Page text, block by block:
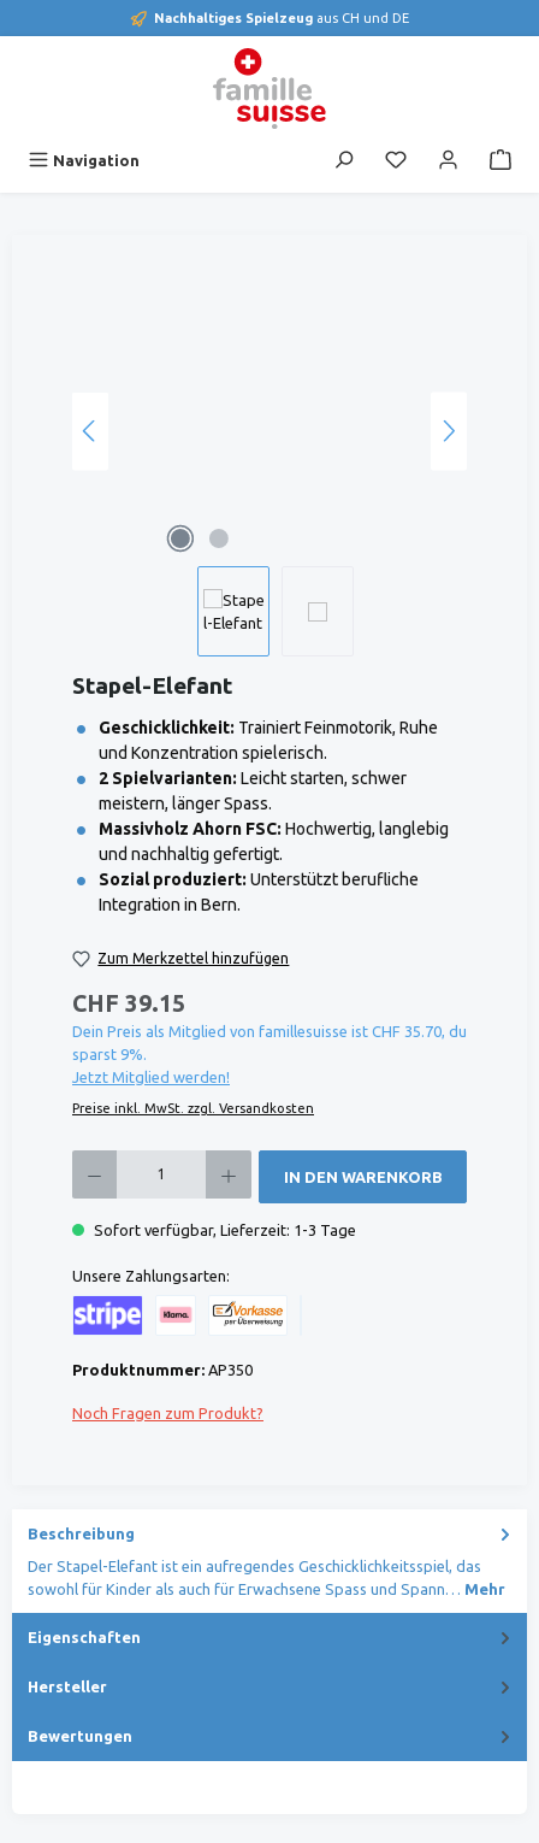
Nachhaltiges Spielzeug aus CH und DE
Navigation Du hast 0
Stapel-Elefant
Geschicklichkeit: Trainiert Feinmotorik, Ruhe
und Konzentration spielerisch.
2 Spielvarianten: Leicht starten, schwer
meistern, länger Spass.
Massivholz Ahorn FSC: Hochwertig, langlebig
und nachhaltig gefertigt.
Sozial produziert: Unterstützt berufliche
Integration in Bern.
Zum Merkzettel hinzufügen
CHF 39.15
Dein Preis als Mitglied von famillesuisse ist CHF 35.70, du
sparst 9%.
Jetzt Mitglied werden!
Preise inkl. MwSt. zzgl. Versandkosten
IN DEN WARENKORB
Sofort verfügbar, Lieferzeit: 1-3 Tage
Unsere Zahlungsarten:
Produktnummer: AP350
Noch Fragen zum Produkt?
Beschreibung
Der Stapel-Elefant ist ein aufregendes Geschicklichkeitsspiel, das
sowohl für Kinder als auch für Erwachsene Spass und Spann… Mehr
Eigenschaften
Hersteller
Bewertungen